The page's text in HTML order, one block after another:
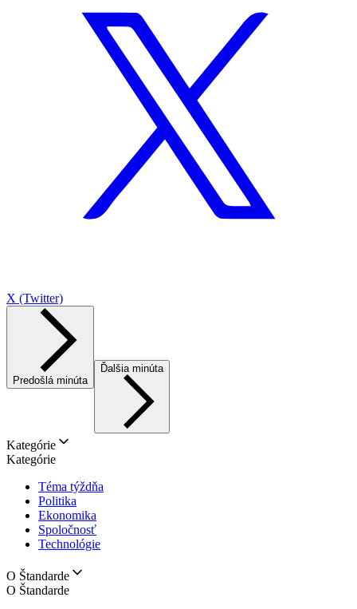
X (Twitter)
Predošlá minúta
Ďalšia minúta
Kategórie
Kategórie
Téma týždňa
Politika
Ekonomika
Spoločnosť
Technológie
O Štandarde
O Štandarde